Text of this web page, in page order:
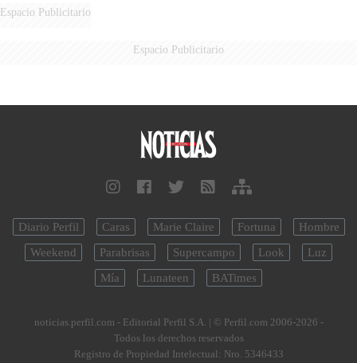
Espacio Publicitario
Espacio Publicitario
Diario Perfil Caras Marie Claire Fortuna
Hombre
Weekend
Parabrisas Supercampo Look
Luz
Mía
Lunateen BATimes
noticias.perfil.com - Editorial Perfil S.A. | © Perfil.com 2006-2026 -
Todos los derechos reservados
Registro de Propiedad Intelectual: Nro. 5346433